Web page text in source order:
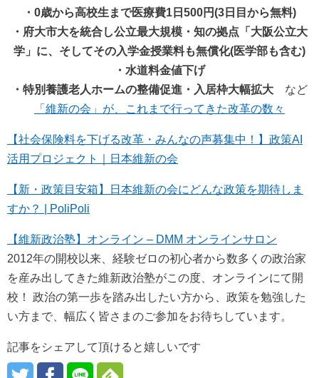
・0歳から高校生まで医療費1日500円(3日目から無料)
・府大市大を統合し公立最大規模・知の拠点「大阪公立大
学」に、そしてその入学金授業料も無償化(医学部も含む)
・水道料金値下げ
・特別養護老人ホームの整備促進・入居枠大幅拡大 など
「維新の会」が、これまで行ってきた改革の数々
【社会保険料を下げる改革・みんなの声募集中！】政策AI
活用プロジェクト｜日本維新の会
【新・政策目安箱】日本維新の会にどんな政策を期待しま
すか？ | PoliPoli
【維新政治塾】オンライン – DMM オンラインサロン
2012年の開校以来、経験ゼロの初心者から数多くの政治家
を産み出してきた維新政治塾がこの度、オンラインにて開
校！ 政治の第一歩を踏み出したい方から、政策を勉強した
い方まで、幅広く皆さまのご参加をお待ちしています。
記事をシェアして頂けると嬉しいです